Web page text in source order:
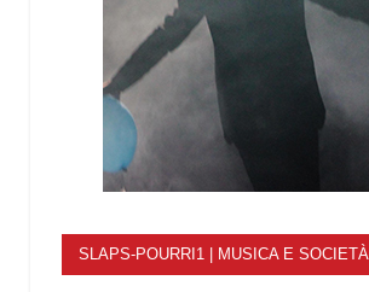
SLAPS-POURRI1 | MUSICA E SOCIETÀ